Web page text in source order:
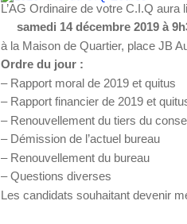
L’AG Ordinaire de votre C.I.Q aura
samedi 14 décembre 2019 à
à la Maison de Quartier, place JB
Ordre du jour :
– Rapport moral de 2019 et quitus
– Rapport financier de 2019 et
– Renouvellement du tiers du
– Démission de l’actuel bureau
– Renouvellement du bureau
– Questions diverses
Les candidats souhaitant devenir